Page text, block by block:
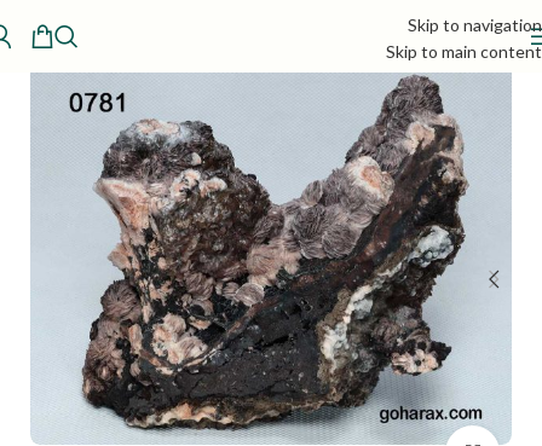
Skip to navigation
Skip to main content